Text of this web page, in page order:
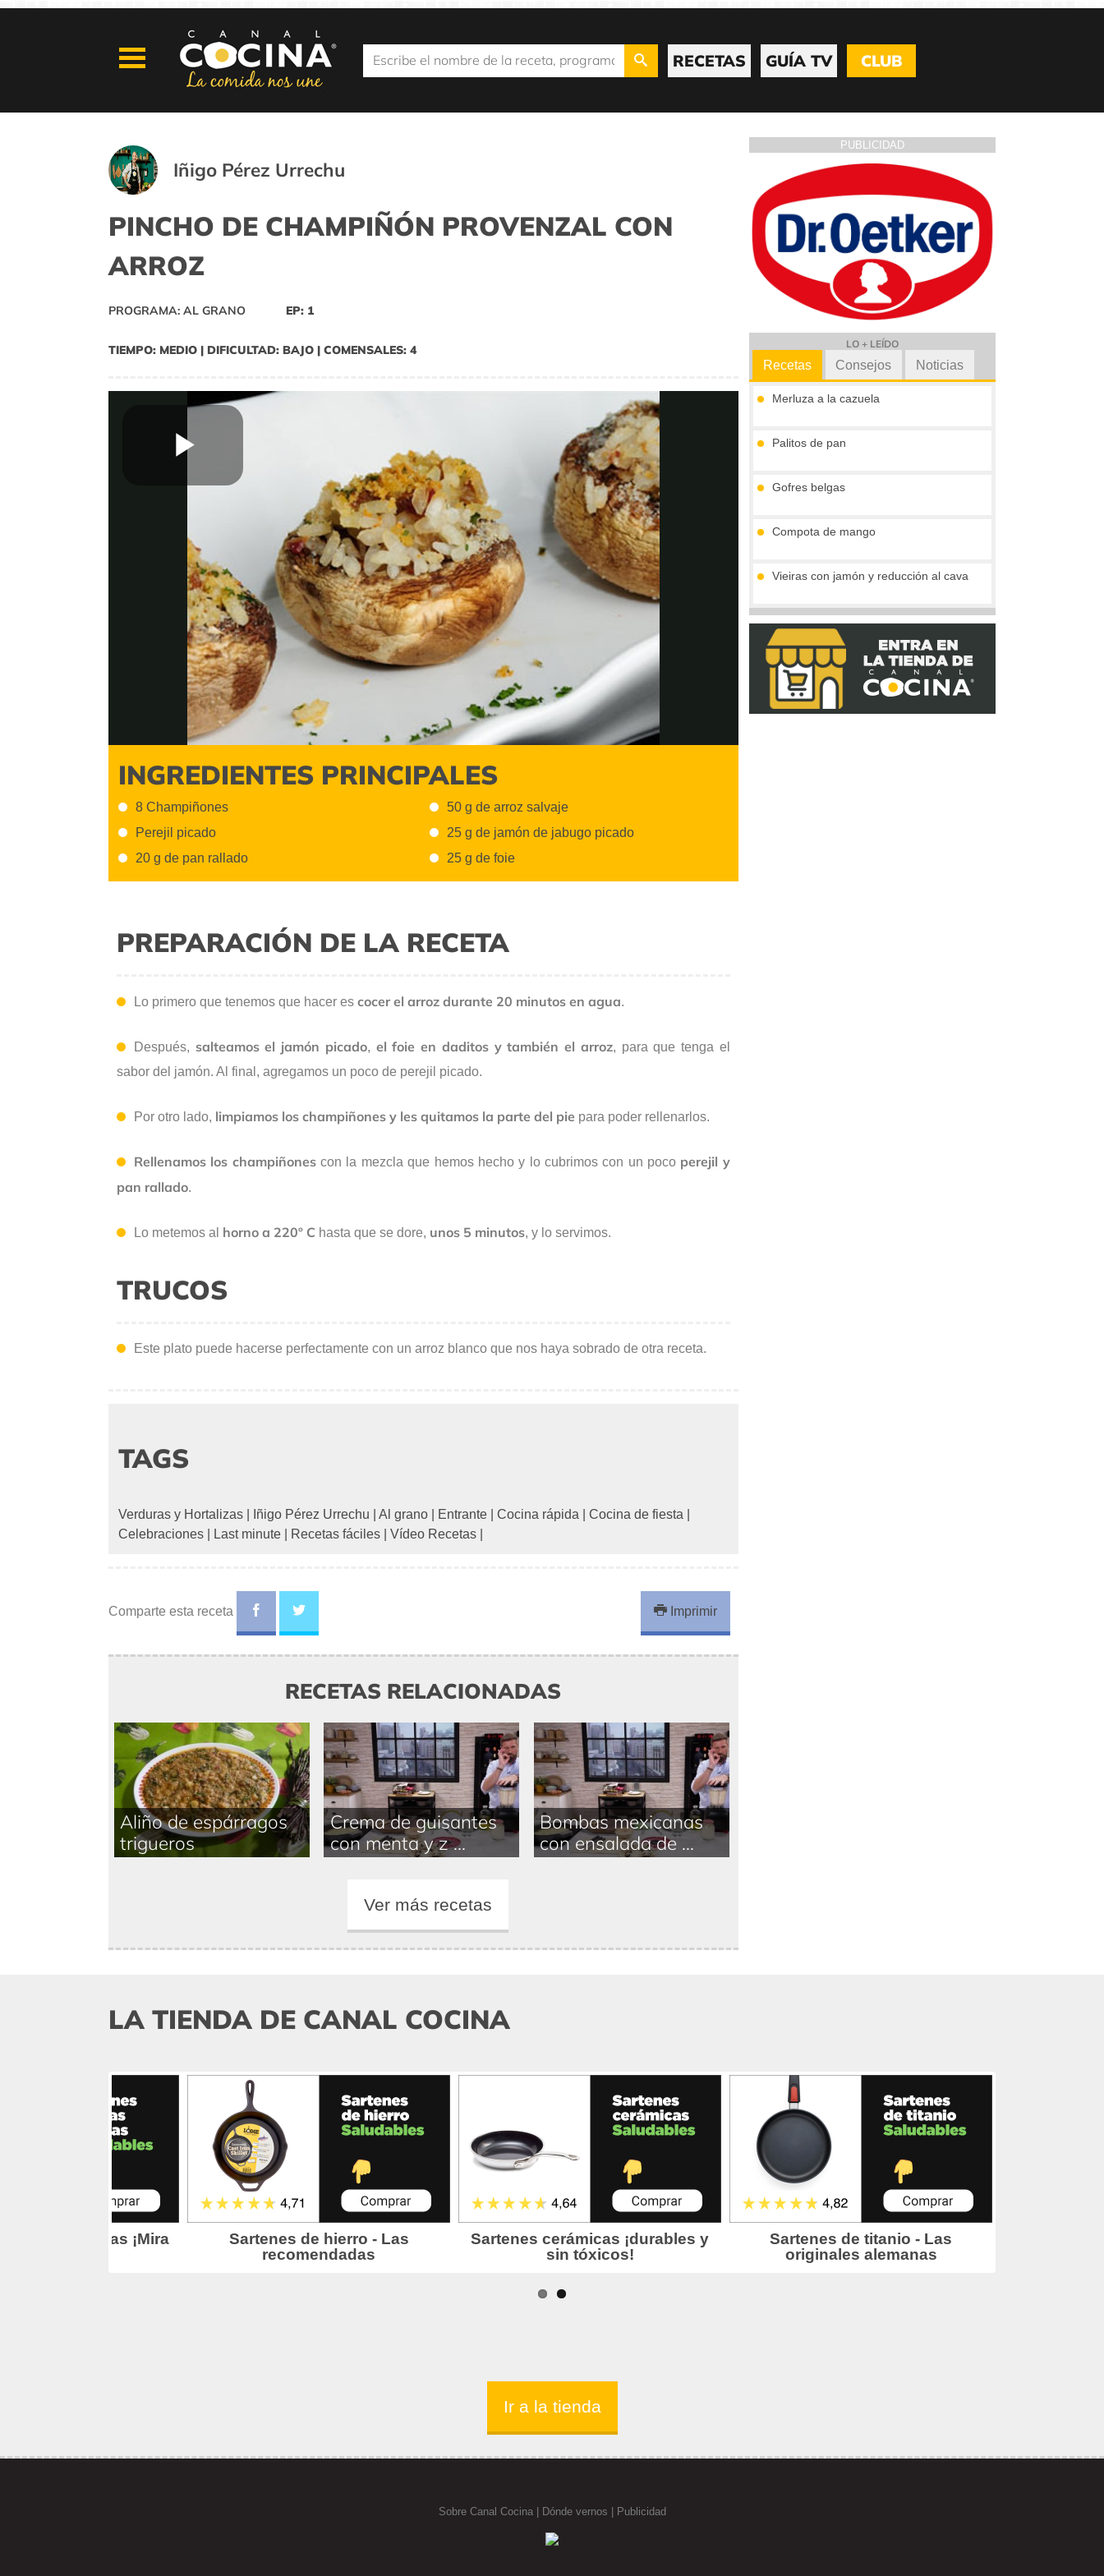
RECETAS GUÍA TV CLUB
Iñigo Pérez Urrechu
PINCHO DE CHAMPIÑÓN PROVENZAL CON
ARROZ
PROGRAMA: AL GRANO EP: 1
TIEMPO: MEDIO | DIFICULTAD: BAJO | COMENSALES: 4
Play
Video
INGREDIENTES PRINCIPALES
8 Champiñones
Perejil picado
20 g de pan rallado
50 g de arroz salvaje
25 g de jamón de jabugo picado
25 g de foie
PREPARACIÓN DE LA RECETA
Lo primero que tenemos que hacer es cocer el arroz durante 20 minutos en agua.
Después, salteamos el jamón picado, el foie en daditos y también el arroz, para que tenga el
sabor del jamón. Al final, agregamos un poco de perejil picado.
Por otro lado, limpiamos los champiñones y les quitamos la parte del pie para poder rellenarlos.
Rellenamos los champiñonescon la mezcla que hemos hecho y lo cubrimos con un poco perejil y
pan rallado.
Lo metemos al horno a 220º C hasta que se dore, unos 5 minutos, y lo servimos.
TRUCOS
Este plato puede hacerse perfectamente con un arroz blanco que nos haya sobrado de otra receta.
TAGS
Verduras y Hortalizas Iñigo Pérez Urrechu Al grano Entrante Cocina rápida Cocina de fiesta
Celebraciones
Last minute Recetas fáciles Vídeo Recetas
Comparte esta receta Imprimir
RECETAS RELACIONADAS
Aliño de espárragos
trigueros
Crema de guisantes
con menta y z ...
Bombas mexicanas
con ensalada de ...
Ver más recetas
PUBLICIDAD
LO + LEÍDO
Recetas
Merluza a la cazuela
Palitos de pan
Gofres belgas
Compota de mango
Vieiras con jamón y reducción al cava
Crema de boletus y huevo de codorniz
Consejos Noticias
LA TIENDA DE CANAL COCINA
Ir a la tienda
Sobre Canal Cocina| Dónde vernos | Publicidad